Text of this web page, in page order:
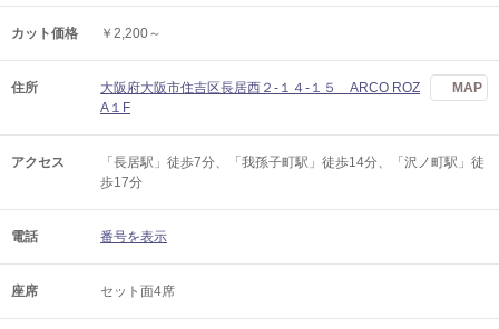
カット価格 ￥2,200～
住所
大阪府大阪市住吉区長居西２-１４-１５ ARCO ROZ
A１F
MAP
アクセス
「長居駅」徒歩7分、「我孫子町駅」徒歩14分、「沢ノ町駅」徒
歩17分
電話 番号を表示
座席 セット面4席